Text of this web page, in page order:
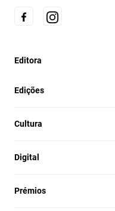
Editora
Edições
Cultura
Digital
Prémios